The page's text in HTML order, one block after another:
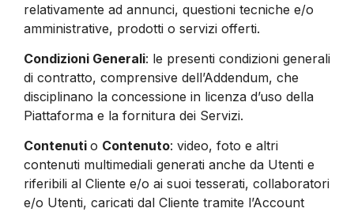
relativamente ad annunci, questioni tecniche e/o
amministrative, prodotti o servizi offerti.
Condizioni Generali: le presenti condizioni generali
di contratto, comprensive dell’Addendum, che
disciplinano la concessione in licenza d’uso della
Piattaforma e la fornitura dei Servizi.
Contenuti o Contenuto: video, foto e altri
contenuti multimediali generati anche da Utenti e
riferibili al Cliente e/o ai suoi tesserati, collaboratori
e/o Utenti, caricati dal Cliente tramite l’Account